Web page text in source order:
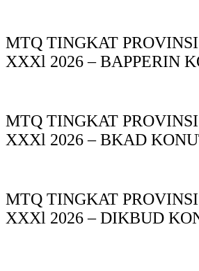
MTQ TINGKAT
XXXl 2026 – BAPPERIN
MTQ TINGKAT
XXXl 2026 – BKAD
MTQ TINGKAT
XXXl 2026 – DIKBUD